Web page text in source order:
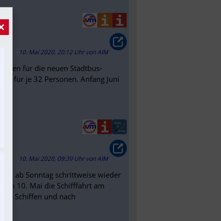
10. Mai 2020, 20:12 Uhr vonAIM
für die neuen Stadtbus-
für je 32 Personen. Anfang Juni
10. Mai 2020, 09:39 Uhr vonAIM
ab Sonntag schrittweise wieder
am 10. Mai die Schifffahrt am
Schiffen und nach